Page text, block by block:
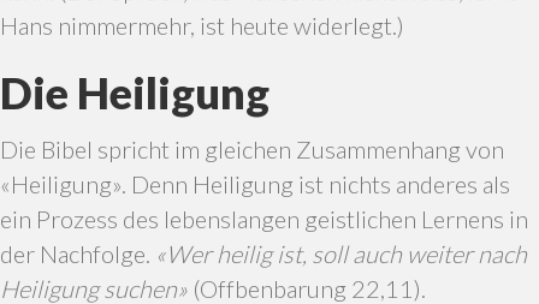
Hans nimmermehr, ist heute widerlegt.)
Die Heiligung
Die Bibel spricht im gleichen Zusammenhang von
«Heiligung». Denn Heiligung ist nichts anderes als
ein Prozess des lebenslangen geistlichen Lernens in
der Nachfolge. «Wer heilig ist, soll auch weiter nach
Heiligung suchen» (Offbenbarung 22,11).